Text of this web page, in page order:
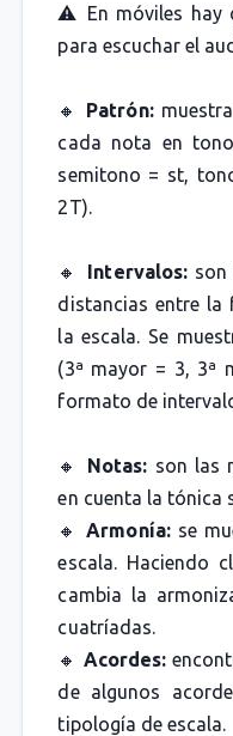
⚠️ En móviles hay
para escuchar el
🔸 Patrón:
cada nota en
semitono = st,
2T).
🔸 Intervalos:son
distancias entre la
la escala. Se
(3ª mayor = 3, 3ª
formato de
🔸 Notas: son las
en cuenta la tónica
🔸Armonía:se
escala. Haciendo
cambia la
cuatríadas.
🔸 Acordes:
de algunos
tipología de escala.